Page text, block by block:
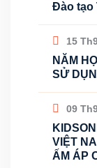
Đào tạo
15
NĂM
SỬ
09
VIỆT
ẤM ÁP